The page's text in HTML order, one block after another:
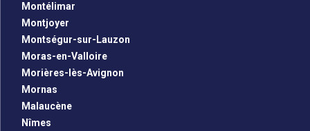
Montélimar
Montjoyer
Montségur-sur-Lauzon
Moras-en-Valloire
Morières-lès-Avignon
Mornas
Malaucène
Nîmes